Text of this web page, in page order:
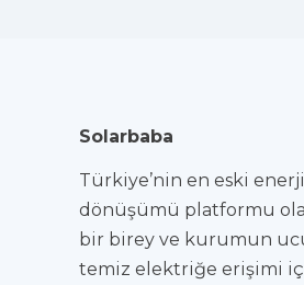
Solarbaba
Türkiye’nin en eski enerji
dönüşümü platformu
bir birey ve kurumun
temiz elektriğe erişimi